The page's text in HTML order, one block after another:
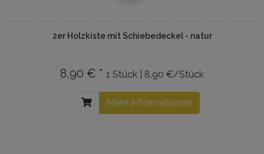
2er Holzkiste mit Schiebedeckel - natur
8,90 € * 1 Stück | 8,90 €/Stück
Mehr Informationen